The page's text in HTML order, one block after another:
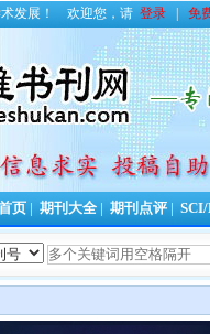
术发展！ 欢迎您，请 登录 免
页 期刊大全 期刊点评 SCI/